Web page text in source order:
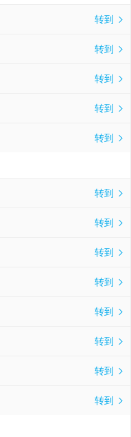
转到 
转到 
转到 
转到 
转到 
转到 
转到 
转到 
转到 
转到 
转到 
转到 
转到 